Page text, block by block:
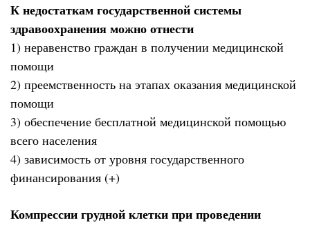
К недостаткам государственной системы
здравоохранения можно отнести
1) неравенство граждан в получении медицинской
помощи
2) преемственность на этапах оказания медицинской
помощи
3) обеспечение бесплатной медицинской помощью
всего населения
4) зависимость от уровня государственного
финансирования (+)
Компрессии грудной клетки при проведении